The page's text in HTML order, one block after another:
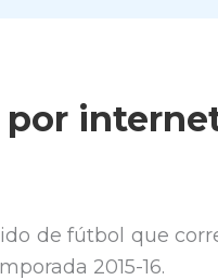
por
de fútbol que
2015-16.